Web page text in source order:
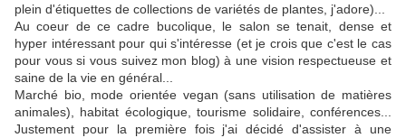
plein d'étiquettes de collections de variétés de plantes, j'adore)...
Au coeur de ce cadre bucolique, le salon se tenait, dense et
hyper intéressant pour qui s'intéresse (et je crois que c'est le cas
pour vous si vous suivez mon blog) à une vision respectueuse et
saine de la vie en général...
Marché bio, mode orientée vegan (sans utilisation de matières
animales), habitat écologique, tourisme solidaire, conférences...
Justement pour la première fois j'ai décidé d'assister à une